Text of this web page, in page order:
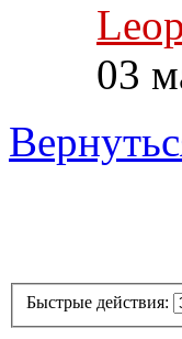
03
Быстрые действия: